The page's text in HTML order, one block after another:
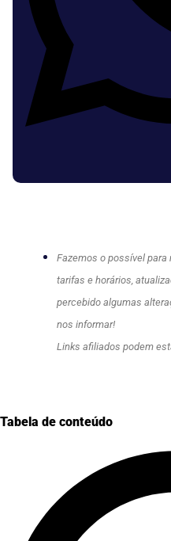
Fazemos o possível
tarifas e horários,
percebido algumas
nos informar!
Links afiliados podem
Tabela de conteúdo